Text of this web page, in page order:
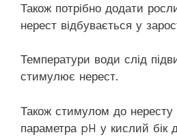
Також потрібно додати
нерест відбувається у
Температури води слід
стимулює нерест.
Також стимулом до нересту
параметра pH у кислий бік